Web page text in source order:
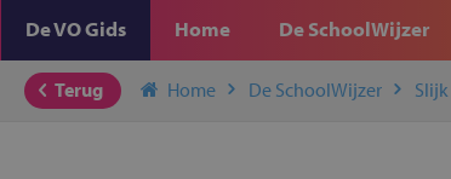
De VO Gids Home De SchoolWijzer
Terug Home De SchoolWijzer